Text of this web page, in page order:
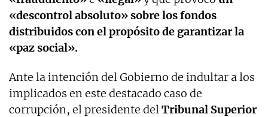
«descontrol absoluto» sobre los fondos
distribuidos con el propósito de garantizar la
«paz social».
Ante la intención del Gobierno de indultar a los
implicados en este destacado caso de
corrupción, el presidente delTribunal Superior